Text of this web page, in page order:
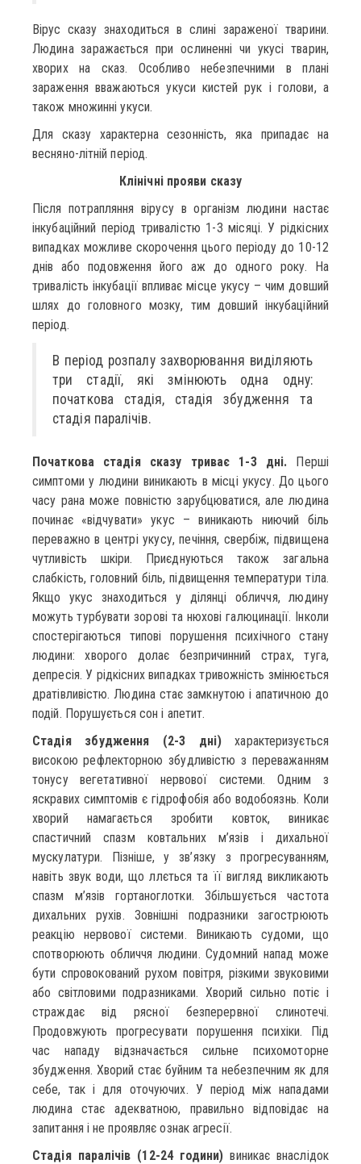
Вірус сказу знаходиться в слині зараженої тварини.
Людина заражається при ослиненні чи укусі тварин,
хворих на сказ. Особливо небезпечними в плані
зараження вважаються укуси кистей рук і голови, а
також множинні укуси.
Для сказу характерна сезонність, яка припадає на
весняно-літній період.
Клінічні прояви сказу
Після потрапляння вірусу в організм людини настає
інкубаційний період тривалістю 1-3 місяці. У рідкісних
випадках можливе скорочення цього періоду до 10-12
днів або подовження його аж до одного року. На
тривалість інкубації впливає місце укусу – чим довший
шлях до головного мозку, тим довший інкубаційний
період.
В період розпалу захворювання виділяють
три стадії, які змінюють одна одну:
початкова стадія, стадія збудження та
стадія паралічів.
Початкова стадія сказу триває 1-3 дні. Перші
симптоми у людини виникають в місці укусу. До цього
часу рана може повністю зарубцюватися, але людина
починає «відчувати» укус – виникають ниючий біль
переважно в центрі укусу, печіння, свербіж, підвищена
чутливість шкіри. Приєднуються також загальна
слабкість, головний біль, підвищення температури тіла.
Якщо укус знаходиться у ділянці обличчя, людину
можуть турбувати зорові та нюхові галюцинації. Інколи
спостерігаються типові порушення психічного стану
людини: хворого долає безпричинний страх, туга,
депресія. У рідкісних випадках тривожність змінюється
дратівливістю. Людина стає замкнутою і апатичною до
подій. Порушується сон і апетит.
Стадія збудження (2-3 дні)характеризується
високою рефлекторною збудливістю з переважанням
тонусу вегетативної нервової системи. Одним з
яскравих симптомів є гідрофобія або водобоязнь. Коли
хворий намагається зробити ковток, виникає
спастичний спазм ковтальних м’язів і дихальної
мускулатури. Пізніше, у зв’язку з прогресуванням,
навіть звук води, що ллється та її вигляд викликають
спазм м’язів гортаноглотки. Збільшується частота
дихальних рухів. Зовнішні подразники загострюють
реакцію нервової системи. Виникають судоми, що
спотворюють обличчя людини. Судомний напад може
бути спровокований рухом повітря, різкими звуковими
або світловими подразниками. Хворий сильно потіє і
страждає від рясної безперервної слинотечі.
Продовжують прогресувати порушення психіки. Під
час нападу відзначається сильне психомоторне
збудження. Хворий стає буйним та небезпечним як для
себе, так і для оточуючих. У період між нападами
людина стає адекватною, правильно відповідає на
запитання і не проявляє ознак агресії.
Стадія паралічів (12-24 години) виникає внаслідок